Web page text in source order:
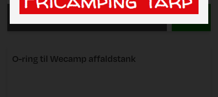
Læs mere
O-ring til Wecamp affaldstank